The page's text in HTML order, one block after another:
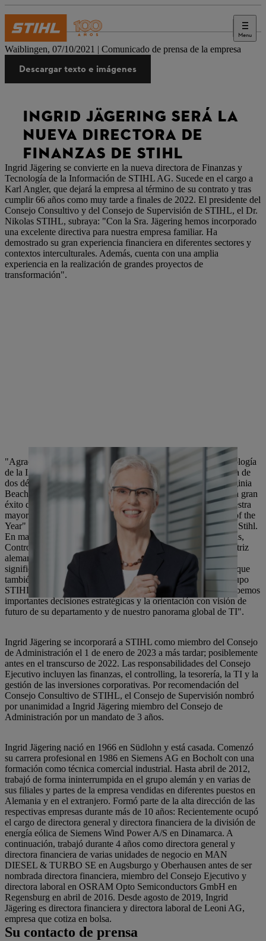
Menu
Prensa
Waiblingen, 07/10/2021 | Comunicado de prensa de la empresa
Descargar texto e imágenes
INGRID JÄGERING SERÁ LA
NUEVA DIRECTORA DE
FINANZAS DE STIHL
Ingrid Jägering se convierte en la nueva directora de Finanzas y
Tecnología de la Información de STIHL AG. Sucede en el cargo a
Karl Angler, que dejará la empresa al término de su contrato y tras
cumplir 66 años como muy tarde a finales de 2022. El presidente del
Consejo Consultivo y del Consejo de Supervisión de STIHL, el Dr.
Nikolas STIHL, subraya: "Con la Sra. Jägering hemos incorporado
una excelente directiva para nuestra empresa familiar. Ha
demostrado su gran experiencia financiera en diferentes sectores y
contextos interculturales. Además, cuenta con una amplia
experiencia en la realización de grandes proyectos de
transformación".
"Agradecemos a nuestro anterior director de Finanzas y Tecnología
de la Información su excelente trabajo en STIHL durante cerca de
dos décadas. Nuestra filial estadounidense STIHL Inc. en Virginia
Beach pudo contratar al Sr. Angler en 2002, donde trabajó con gran
éxito durante 10 años como vicepresidente de Finanzas en nuestra
mayor filial extranjera. De hecho, en 2011 fue elegido "CFO of the
Year" por la revista Virginia Business Magazine, afirma el Dr. Stihl.
En mayo de 2012, Karl Angler adquirió la división de Finanzas,
Controlling, Sistemas de Información y Servicio en la casa matriz
alemana. "Con su trabajo, el Sr. Angler no solo ha contribuido
significativamente a nuestro buen desarrollo empresarial, sino que
también ha contribuido a la sólida estructura financiera del Grupo
STIHL. Como miembro del Consejo de Administración, le debemos
importantes decisiones estratégicas y la orientación con visión de
futuro de su departamento y de nuestro panorama global de TI".
Ingrid Jägering se incorporará a STIHL como miembro del Consejo
de Administración el 1 de enero de 2023 a más tardar; posiblemente
antes en el transcurso de 2022. Las responsabilidades del Consejo
Ejecutivo incluyen las finanzas, el controlling, la tesorería, la TI y la
gestión de las inversiones corporativas. Por recomendación del
Consejo Consultivo de STIHL, el Consejo de Supervisión nombró
por unanimidad a Ingrid Jägering miembro del Consejo de
Administración por un mandato de 3 años.
Ingrid Jägering nació en 1966 en Südlohn y está casada. Comenzó
su carrera profesional en 1986 en Siemens AG en Bocholt con una
formación como técnica comercial industrial. Hasta abril de 2012,
trabajó de forma ininterrumpida en el grupo alemán y en varias de
sus filiales y partes de la empresa vendidas en diferentes puestos en
Alemania y en el extranjero. Formó parte de la alta dirección de las
respectivas empresas durante más de 10 años: Recientemente ocupó
el cargo de directora general y directora financiera de la división de
energía eólica de Siemens Wind Power A/S en Dinamarca. A
continuación, trabajó durante 4 años como directora general y
directora financiera de varias unidades de negocio en MAN
DIESEL & TURBO SE en Augsburgo y Oberhausen antes de ser
nombrada directora financiera, miembro del Consejo Ejecutivo y
directora laboral en OSRAM Opto Semiconductors GmbH en
Regensburg en abril de 2016. Desde agosto de 2019, Ingrid
Jägering es directora financiera y directora laboral de Leoni AG,
empresa que cotiza en bolsa.
Su contacto de prensa